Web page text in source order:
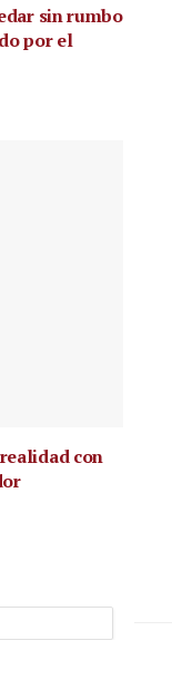
sin rumbo
por el
con